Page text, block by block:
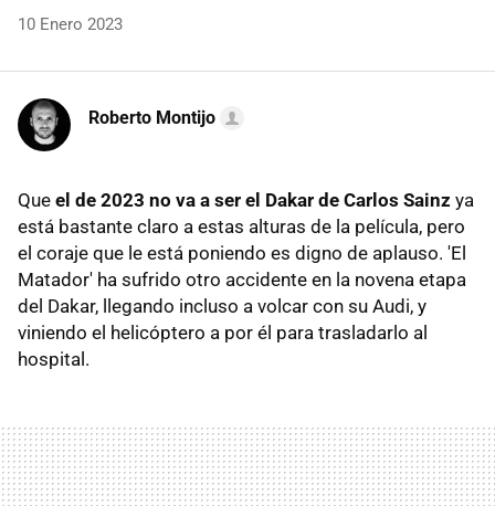
10 Enero 2023
Roberto Montijo
Que el de 2023 no va a ser el Dakar de Carlos Sainz ya
está bastante claro a estas alturas de la película, pero
el coraje que le está poniendo es digno de aplauso. 'El
Matador' ha sufrido otro accidente en la novena etapa
del Dakar, llegando incluso a volcar con su Audi, y
viniendo el helicóptero a por él para trasladarlo al
hospital.